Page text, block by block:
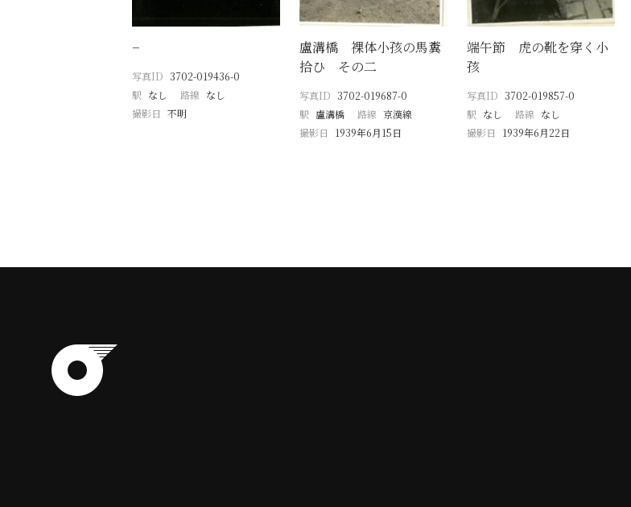
−
写真ID 3702-019436-0
駅 なし 路線 なし
撮影日 不明
盧溝橋 裸体小孩の馬糞
拾ひ その二
写真ID 3702-019687-0
駅 盧溝橋 路線 京漢線
撮影日
1939年6月15日
端午節 虎の靴を穿く小
孩
写真ID 3702-019857-0
駅 なし 路線 なし
撮影日
1939年6月22日